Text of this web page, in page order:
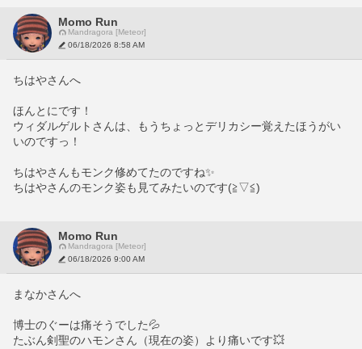
Momo Run
Mandragora [Meteor]
06/18/2026 8:58 AM
ちはやさんへ
ほんとにです！
ウィダルゲルトさんは、もうちょっとデリカシー覚えたほうがい
いのですっ！
ちはやさんもモンク修めてたのですね✨️
ちはやさんのモンク姿も見てみたいのです(≧▽≦)
Momo Run
Mandragora [Meteor]
06/18/2026 9:00 AM
まなかさんへ
博士のぐーは痛そうでした💦
たぶん剣聖のハモンさん（現在の姿）より痛いです💥